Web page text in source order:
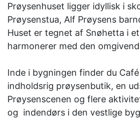
Prøysenhuset ligger idyllisk i
Prøysenstua, Alf Prøysens
Huset er tegnet af Snøhetta i
harmonerer med den
Inde i bygningen finder du
indholdsrig prøysenbutik, en
Prøysenscenen og flere
og indendørs i den vestlige